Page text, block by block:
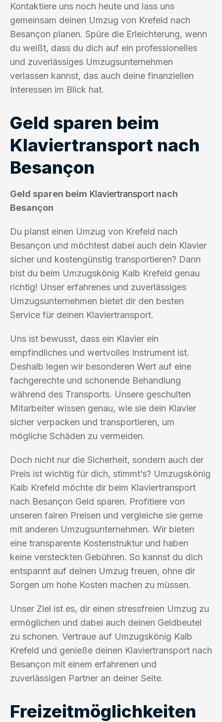
Kontaktiere uns noch heute und lass uns
gemeinsam deinen Umzug von Krefeld nach
Besançon planen. Spüre die Erleichterung, wenn
du weißt, dass du dich auf ein professionelles
und zuverlässiges Umzugsunternehmen
verlassen kannst, das auch deine finanziellen
Interessen im Blick hat.
Geld sparen beim
Klaviertransport nach
Besançon
Geld sparen beim Klaviertransport nach
Besançon
Du planst einen Umzug von Krefeld nach
Besançon und möchtest dabei auch dein Klavier
sicher und kostengünstig transportieren? Dann
bist du beim Umzugskönig Kalb Krefeld genau
richtig! Unser erfahrenes und zuverlässiges
Umzugsunternehmen bietet dir den besten
Service für deinen Klaviertransport.
Uns ist bewusst, dass ein Klavier ein
empfindliches und wertvolles Instrument ist.
Deshalb legen wir besonderen Wert auf eine
fachgerechte und schonende Behandlung
während des Transports. Unsere geschulten
Mitarbeiter wissen genau, wie sie dein Klavier
sicher verpacken und transportieren, um
mögliche Schäden zu vermeiden.
Doch nicht nur die Sicherheit, sondern auch der
Preis ist wichtig für dich, stimmt’s? Umzugskönig
Kalb Krefeld möchte dir beim Klaviertransport
nach Besançon Geld sparen. Profitiere von
unseren fairen Preisen und vergleiche sie gerne
mit anderen Umzugsunternehmen. Wir bieten
eine transparente Kostenstruktur und haben
keine versteckten Gebühren. So kannst du dich
entspannt auf deinen Umzug freuen, ohne dir
Sorgen um hohe Kosten machen zu müssen.
Unser Ziel ist es, dir einen stressfreien Umzug zu
ermöglichen und dabei auch deinen Geldbeutel
zu schonen. Vertraue auf Umzugskönig Kalb
Krefeld und genieße deinen Klaviertransport nach
Besançon mit einem erfahrenen und
zuverlässigen Partner an deiner Seite.
Freizeitmöglichkeiten